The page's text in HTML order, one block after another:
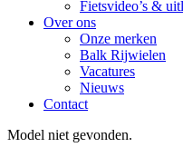
Fietsvideo’s &
Over ons
Onze merken
Balk Rijwielen
Vacatures
Nieuws
Contact
Model niet gevonden.